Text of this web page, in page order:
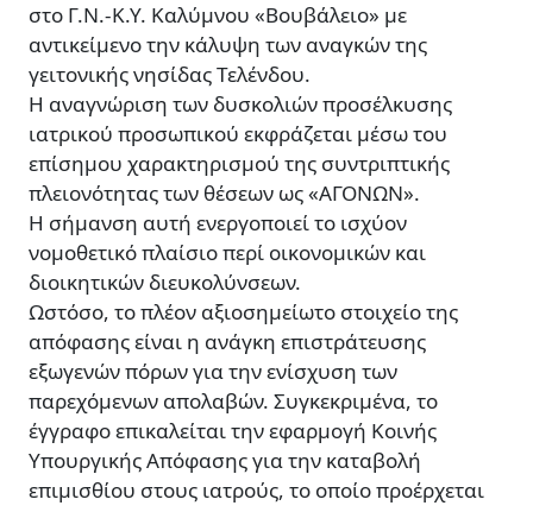
στο Γ.Ν.-Κ.Υ. Καλύμνου «Βουβάλειο» με
αντικείμενο την κάλυψη των αναγκών της
γειτονικής νησίδας Τελένδου.
Η αναγνώριση των δυσκολιών προσέλκυσης
ιατρικού προσωπικού εκφράζεται μέσω του
επίσημου χαρακτηρισμού της συντριπτικής
πλειονότητας των θέσεων ως «ΑΓΟΝΩΝ».
Η σήμανση αυτή ενεργοποιεί το ισχύον
νομοθετικό πλαίσιο περί οικονομικών και
διοικητικών διευκολύνσεων.
Ωστόσο, το πλέον αξιοσημείωτο στοιχείο της
απόφασης είναι η ανάγκη επιστράτευσης
εξωγενών πόρων για την ενίσχυση των
παρεχόμενων απολαβών. Συγκεκριμένα, το
έγγραφο επικαλείται την εφαρμογή Κοινής
Υπουργικής Απόφασης για την καταβολή
επιμισθίου στους ιατρούς, το οποίο προέρχεται